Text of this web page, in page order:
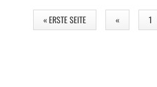
« ERSTE SEITE « 1